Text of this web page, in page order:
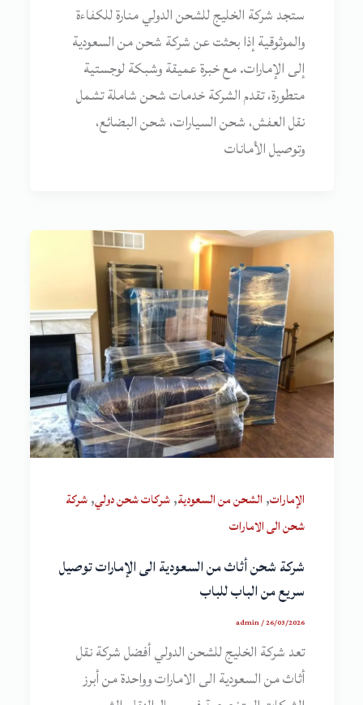
ستجد شركة الخليج للشحن الدولي منارة للكفاءة
والموثوقية إذا بحثت عن شركة شحن من السعودية
إلى الإمارات. مع خبرة عميقة وشبكة لوجستية
متطورة، تقدم الشركة خدمات شحن شاملة تشمل
نقل العفش، شحن السيارات، شحن البضائع،
وتوصيل الأمانات
الإمارات, الشحن من السعودية,شركات شحن دولي,شركة
شحن الى الامارات
شركة شحن أثاث من السعودية الى الإمارات توصيل
سريع من الباب للباب
admin/26/03/2026
تعد شركة الخليج للشحن الدولي أفضل شركة نقل
أثاث من السعودية الى الامارات وواحدة من أبرز